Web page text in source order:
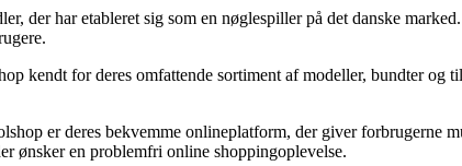
der har etableret sig som en nøglespiller på det danske
kendt for deres omfattende sortiment af modeller, bundter
er deres bekvemme onlineplatform, der giver
ønsker en problemfri online shoppingoplevelse.